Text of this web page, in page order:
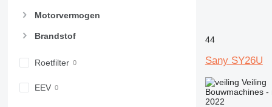
Motorvermogen
Brandstof
Roetfilter
EEV
44
Sany SY26U
Veiling
Bouwmachines -
2022